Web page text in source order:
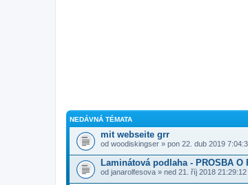
NEDÁVNÁ TÉMATA
mit webseite grr
od woodiskingser » pon 22. dub 2019
Laminátová podlaha - PROSBA O
od janarolfesova » ned 21. říj 2018